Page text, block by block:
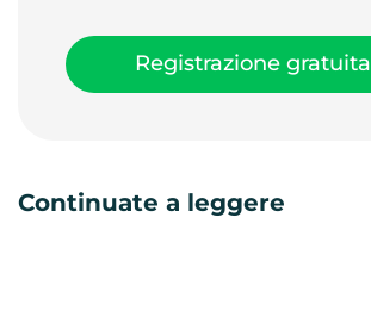
Registrazione gratuita
Continuate a leggere